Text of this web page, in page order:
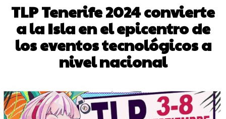
TLP Tenerife 2024 convierte
a la Isla en el epicentro de
los eventos tecnológicos a
nivel nacional